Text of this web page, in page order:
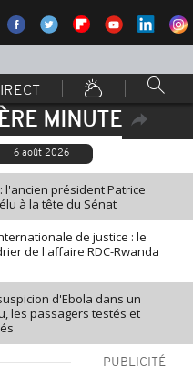
MINUTE
6 août 2026
l'ancien président Patrice
à la tête du Sénat
de justice : le
de l'affaire RDC-Rwanda
d'Ebola dans un
les passagers testés et
PUBLICITÉ